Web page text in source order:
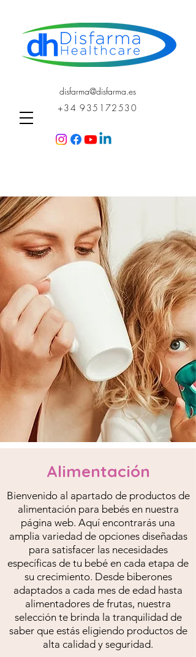
disfarma@disfarma.es
+34 935172530
Alimentación
Bienvenido al apartado de productos de
alimentación para bebés en nuestra
página web. Aquí encontrarás una
amplia variedad de opciones diseñadas
para satisfacer las necesidades
específicas de tu bebé en cada etapa de
su crecimiento. Desde biberones
adaptados a cada mes de edad hasta
alimentadores de frutas, nuestra
selección te brinda la tranquilidad de
saber que estás eligiendo productos de
alta calidad y seguridad.